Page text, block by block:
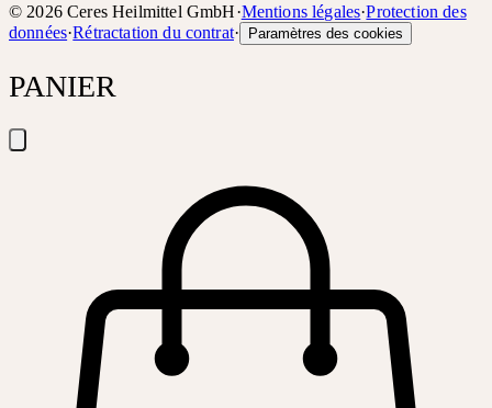
© 2026 Ceres Heilmittel GmbH·Mentions légales·Protection des
données·Rétractation du contrat· Paramètres des cookies
PANIER